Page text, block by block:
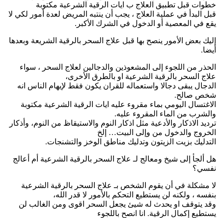
قبل تطبيق العلاج ب ايات الرقية الشرعية مكتوبة
البدأ في عملية العلاج ، يجب أن ينتبه المريض لعدة أمور لكي لا
في المعصية أو الدخول في الشرك الأكبر.
بعض الأمور ينصح بها قبل علاج السحر بالرقية الشريعة وبعدها
من اللجوء إلى المشعوذين والدجالين لعلاج السحر ، سواء
السحر بالرقية الشرعية او بالطرق الأخرى،
يبقى دجالا واستعماله للقران يكون فقط لإيهام الناس انه
صالح.
اليومي بماء مقروء عليه ايات الرقية الشرعية مكتوبة
من الماء المقروء عليه.
الاذكار والأدعية مثل اذكار النوم والاستيقاظ من النوم، وأذكار
والدخول من وإلى البيت… إلخ
بزيت الزيتون وتدليك مناطق الوخز والتشنجات.
ألجأ إلى شيخ ومعالج لـ علاج السحر بالرقية الشرعية أم أعالج
مشكلة في أن يقوم الشخص بـ علاج السحر بالرقية الشرعية
، ولكنه لن يستطيع التحكم بالأمور لا قدر الله،
يتوقف او يحدث له شيئ يجعل السحر اقوى ومن الغالب لن
إكمال الرقية. انا انصح باللجوء